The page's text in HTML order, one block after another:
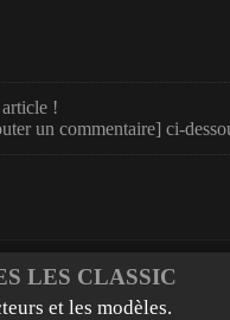
!
un commentaire] ci-
LES CLASSIC
et les modèles.